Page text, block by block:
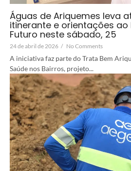
Águas de Ariquemes leva
itinerante e orientações ao
Futuro neste sábado, 25
24 de abril de 2026 / No Comments
A iniciativa faz parte do Trata Bem
Saúde nos Bairros, projeto...